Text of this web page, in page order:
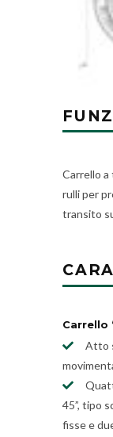
Carrello
rulli per
transito
Carrello
Atto
45”, tipo
fisse e